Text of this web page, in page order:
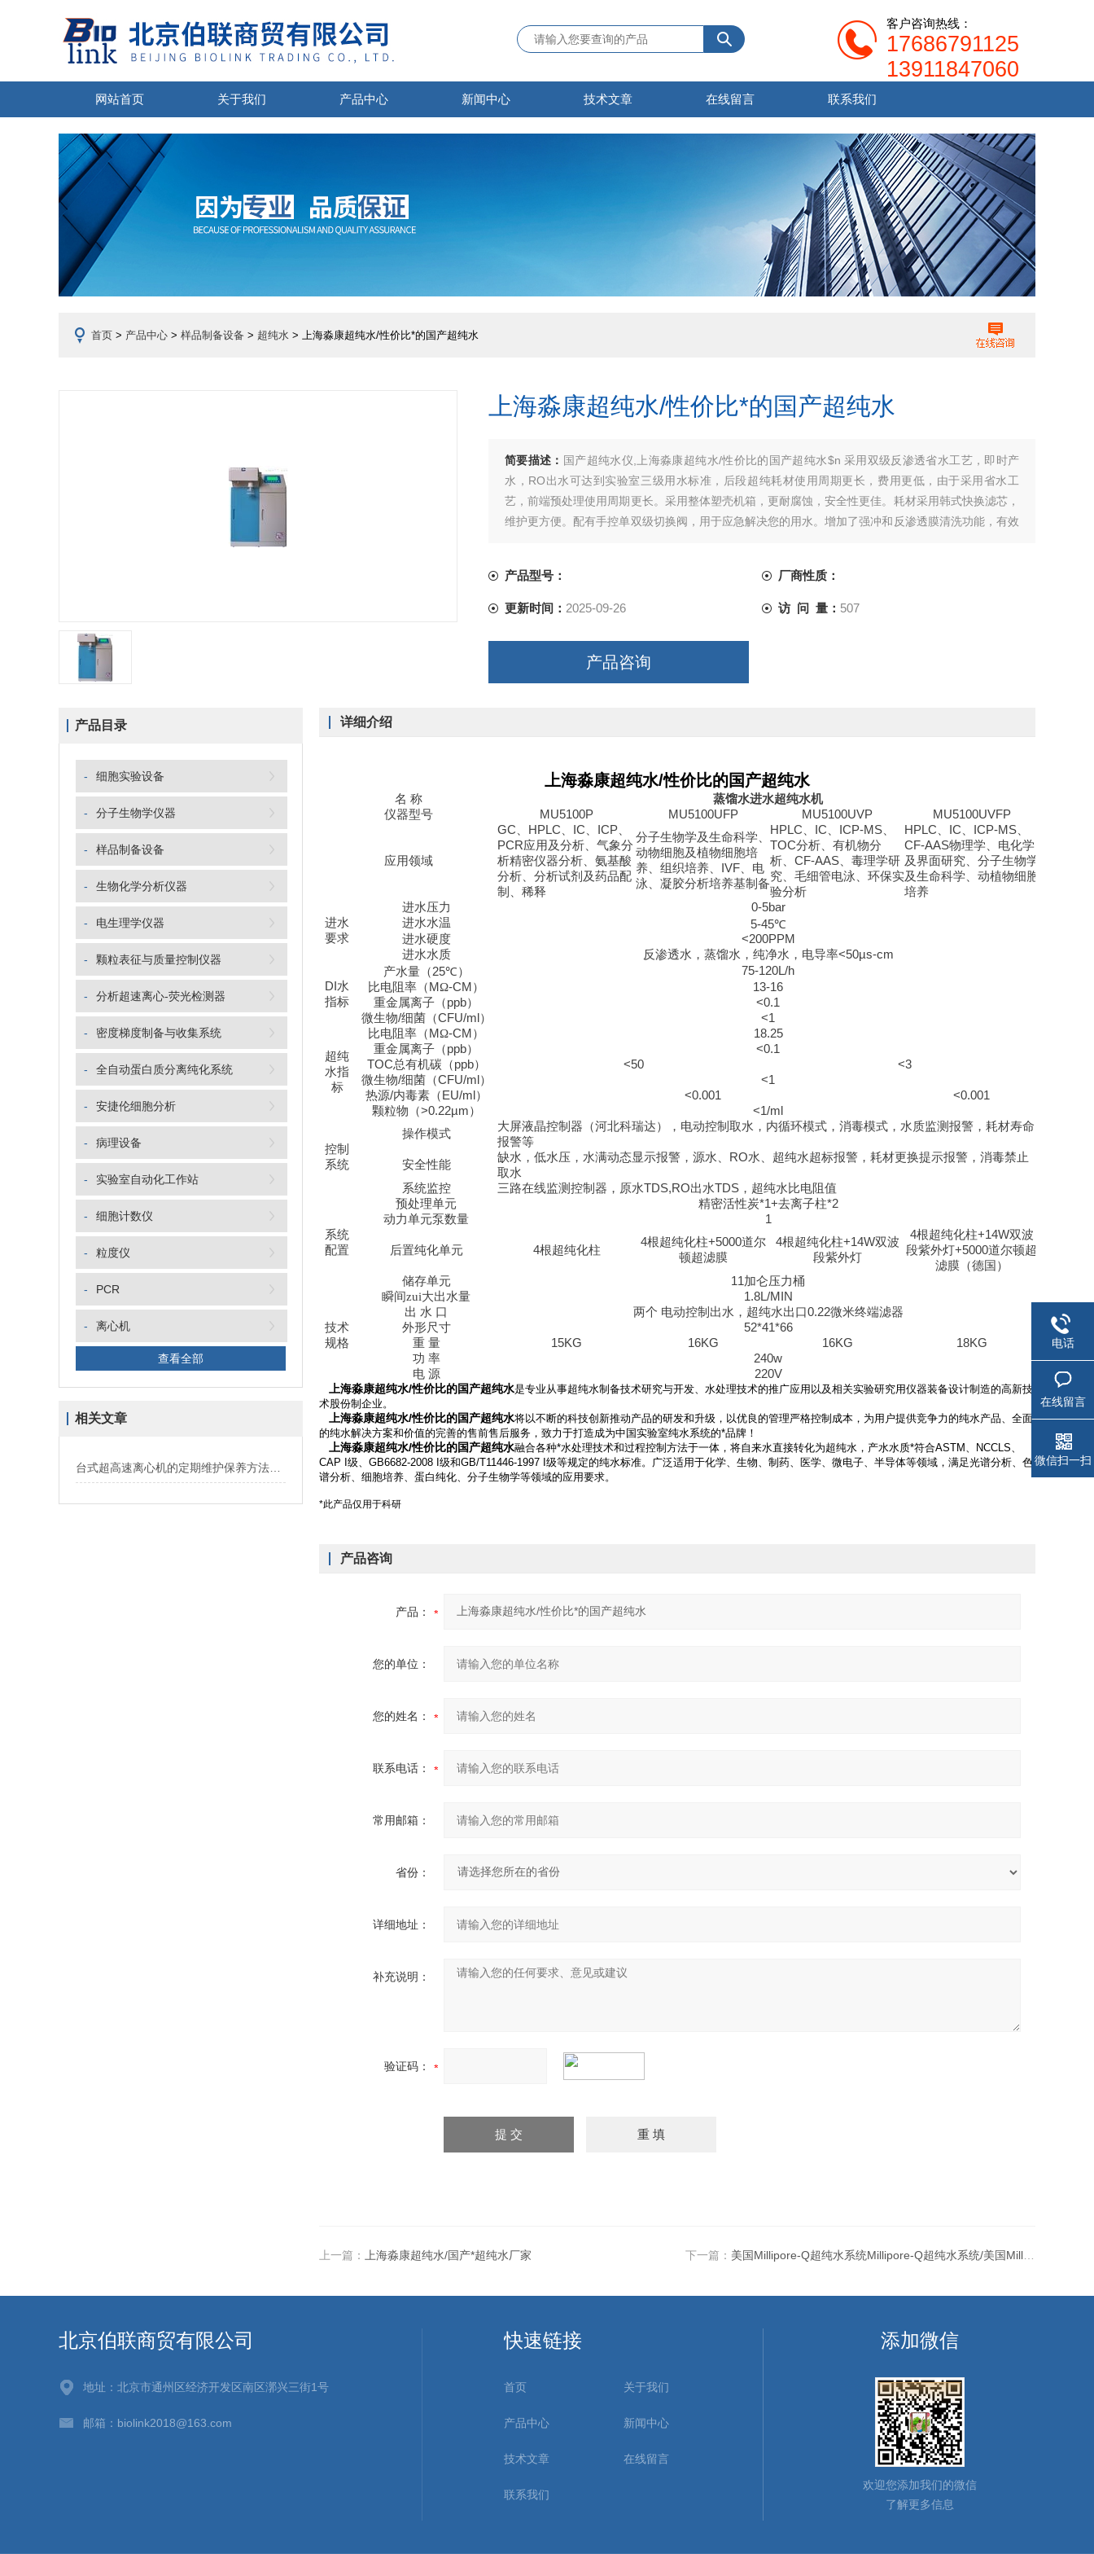
客户咨询热线：
17686791125
13911847060
网站首页 关于我们 产品中心 新闻中心 技术文章 在线留言 联系我们
首页 > 产品中心 > 样品制备设备 > 超纯水 > 上海淼康超纯水/性价比*的国产超纯水
上海淼康超纯水/性价比*的国产超纯水
简要描述： 国产超纯水仪,上海淼康超纯水/性价比的国产超纯水$n 采用双级反渗透省水工艺，即时产
水，RO出水可达到实验室三级用水标准，后段超纯耗材使用周期更长，费用更低，由于采用省水工
艺，前端预处理使用周期更长。采用整体塑壳机箱，更耐腐蚀，安全性更佳。耗材采用韩式快换滤芯，
维护更方便。配有手控单双级切换阀，用于应急解决您的用水。增加了强冲和反渗透膜清洗功能，有效
产品型号： 厂商性质：
更新时间： 2025-09-26 访 问 量： 507
产品咨询
产品目录
- 细胞实验设备
- 分子生物学仪器
- 样品制备设备
- 生物化学分析仪器
- 电生理学仪器
- 颗粒表征与质量控制仪器
- 分析超速离心-荧光检测器
- 密度梯度制备与收集系统
- 全自动蛋白质分离纯化系统
- 安捷伦细胞分析
- 病理设备
- 实验室自动化工作站
- 细胞计数仪
- 粒度仪
- PCR
- 离心机
查看全部
相关文章
详细介绍
上海淼康超纯水/性价比的国产超纯水
名 称
蒸馏水进水超纯水机
仪器型号
MU5100P MU5100UFP MU5100UVP MU5100UVFP
应用领域
GC HPLC IC ICP
PCR应用及分析、气象分
析精密仪器分析、氨基酸
分析、分析试剂及药品配
制、稀释
分子生物学及生命科学、
动物细胞及植物细胞培
养、组织培养、
IVF 、电
泳、凝胶分析培养基制备
HPLC IC ICP-MS
TOC分析、有机物分
析、 CF-AAS 、毒理学研
究、毛细管电泳、环保实
验分析
HPLC IC ICP-MS
CF-AAS物理学、电化学
及界面研究、分子生物学
及生命科学、动植物细胞
培养
进水
要求
进水压力
0-5bar
进水水温
5-45℃
进水硬度
<200PPM
进水水质
反渗透水，蒸馏水，纯净水，电导率<50µs-cm
DI 水
指标
产水量（25℃）
75-120L/h
比电阻率（ MΩ-CM ）
13-16
重金属离子 （ppb）
<0.1
微生物/细菌（CFU/ml） <1
超纯
水指
标
比电阻率（ MΩ-CM ）
18.25
重金属离子 （ppb）
<0.1
TOC总有机碳（ppb） <50
<3
微生物/细菌（CFU/ml）
<1
热源/内毒素（EU/ml） <0.001
<0.001
颗粒物（>0.22µm） <1/ml
控制
系统
操作模式
大屏液晶控制器（河北科瑞达），电动控制取水，内循环模式，消毒模式，水质监测报警，耗材寿命
报警等
安全性能
缺水，低水压，水满动态显示报警，源水、 RO水、超纯水超标报警，耗材更换提示报警，消毒禁止
取水
系统监控
三路在线监测控制器，原水TDS,RO出水TDS ，超纯水比电阻值
系统
配置
预处理单元 精密活性炭*1+去离子柱*2
动力单元泵数量
1
后置纯化单元 4根超纯化柱
4根超纯化柱+5000道尔
顿超滤膜
4根超纯化柱+14W双波
段紫外灯
4根超纯化柱+14W双波
段紫外灯+5000道尔顿超
滤膜（德国）
储存单元
11加仑压力桶
技术
规格
瞬间zui大出水量
1.8L/MIN
出 水 口 两个 电动控制出水，超纯水出口0.22微米终端滤器
外形尺寸
52*41*66
重 量 15KG 16KG 16KG
18KG
功 率
240w
电 源
220V
上海淼康超纯水/性价比的国产超纯水是专业从事超纯水制备技术研究与开发、水处理技术的推广应用以及相关实验研究用仪器装备设计制造的高新技
术股份制企业。
上海淼康超纯水/性价比的国产超纯水将以不断的科技创新推动产品的研发和升级，以优良的管理严格控制成本，为用户提供竞争力的纯水产品、全面
的纯水解决方案和价值的完善的售前售后服务，致力于打造成为中国实验室纯水系统的*品牌！
上海淼康超纯水/性价比的国产超纯水融合各种*水处理技术和过程控制方法于一体，将自来水直接转化为超纯水，产水水质*符合ASTM、NCCLS、
CAP I级、GB6682-2008 I级和GB/T11446-1997 I级等规定的纯水标准。广泛适用于化学、生物、制药、医学、微电子、半导体等领域，满足光谱分析、色
谱分析、细胞培养、蛋白纯化、分子生物学等领域的应用要求。
*此产品仅用于科研
产品咨询
产品：
您的单位：
您的姓名：
联系电话：
常用邮箱：
省份：
详细地址：
补充说明：
验证码：
上一篇： 上海淼康超纯水/国产*超纯水厂家 下一篇： 美国Millipore-Q超纯水系统Millipore-Q超纯水系统/美国Millipor超纯水总代理
北京伯联商贸有限公司
地址：北京市通州区经济开发区南区漷兴三街1号
邮箱：biolink2018@163.com
快速链接
首页 关于我们
产品中心 新闻中心
技术文章 在线留言
联系我们
添加微信
欢迎您添加我们的微信
了解更多信息
电话
在线留言
微信扫一扫